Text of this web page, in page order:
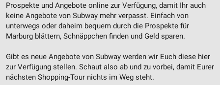
Prospekte und Angebote online zur Verfügung, damit Ihr auch
keine Angebote von Subway mehr verpasst. Einfach von
unterwegs oder daheim bequem durch die Prospekte für
Marburg blättern, Schnäppchen finden und Geld sparen.
Gibt es neue Angebote von Subway werden wir Euch diese hier
zur Verfügung stellen. Schaut also ab und zu vorbei, damit Eurer
nächsten Shopping-Tour nichts im Weg steht.